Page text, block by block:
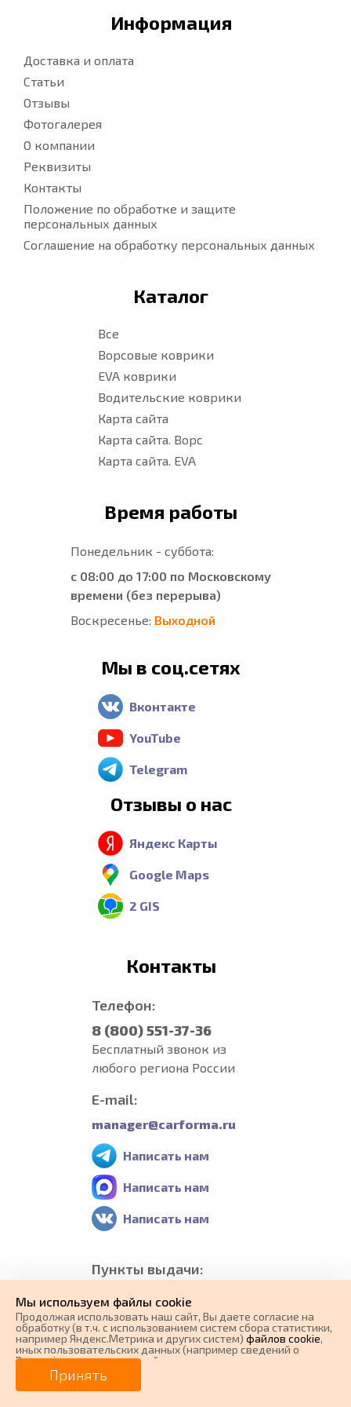
0 ₽
от0₽/мес. Плати частями
Информация
Доставка и оплата
Статьи
Отзывы
Фотогалерея
О компании
Реквизиты
Контакты
Положение по обработке и защите
персональных данных
Соглашение на обработку персональных данных
Каталог
Все
Ворсовые коврики
EVA коврики
Водительские коврики
Карта сайта
Карта сайта. Ворс
Карта сайта. EVA
Время работы
Понедельник - суббота:
с 08:00 до 17:00 по Московскому
времени (без перерыва)
Воскресенье: Выходной
Мы в соц.сетях
Вконтакте
YouTube
Telegram
Отзывы о нас
Яндекс Карты
Google Maps
2 GIS
Контакты
Телефон:
8 (800) 551-37-36
Бесплатный звонок из
любого региона России
E-mail:
manager@carforma.ru
Написать нам
Написать нам
Написать нам
Пункты выдачи:
Свердловская обл.,
Грибоедова ул, 24
Мы используем файлы cookie
Продолжая использовать наш cайт, Вы даете согласие на
обработку (в т.ч. с использованием систем сбора статистики,
например Яндекс.Метрика и других систем) файлов cookie,
иных пользовательских данных (например сведений о
Вашем ip-адресе, сведений о местоположении, типе
устройства, времени посещения страницы, сведений о
ресурсах сети Интернет, с которых были совершены
переходы на наш сайт, сведения о Ваших действиях на сайте
Принять